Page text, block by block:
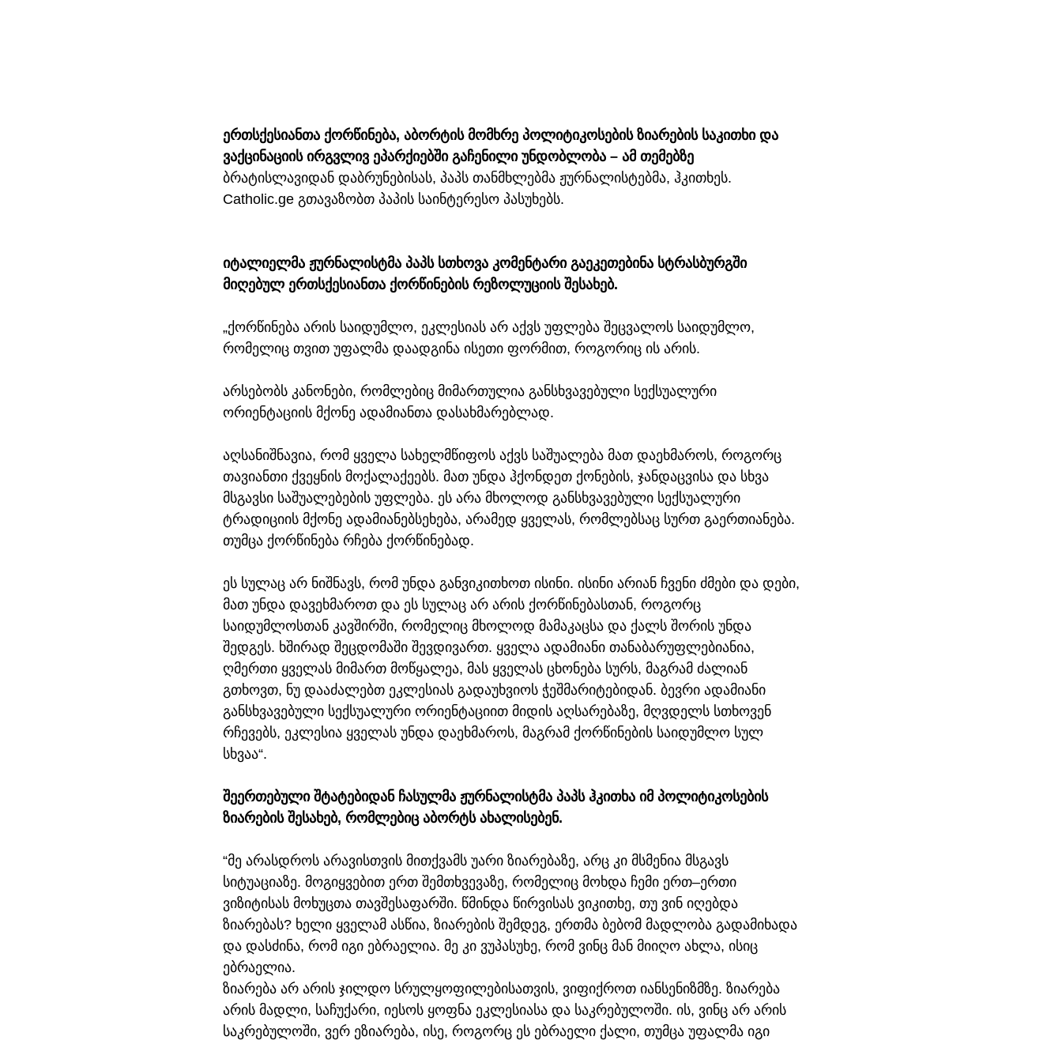
ერთსქესიანთა ქორწინება, აბორტის მომხრე პოლიტიკოსების ზიარების საკითხი და
ვაქცინაციის ირგვლივ ეპარქიებში გაჩენილი უნდობლობა – ამ თემებზე
ბრატისლავიდან დაბრუნებისას, პაპს თანმხლებმა ჟურნალისტებმა, ჰკითხეს.
Catholic.ge გთავაზობთ პაპის საინტერესო პასუხებს.
იტალიელმა ჟურნალისტმა პაპს სთხოვა კომენტარი გაეკეთებინა სტრასბურგში
მიღებულ ერთსქესიანთა ქორწინების რეზოლუციის შესახებ.
„ქორწინება არის საიდუმლო, ეკლესიას არ აქვს უფლება შეცვალოს საიდუმლო,
რომელიც თვით უფალმა დაადგინა ისეთი ფორმით, როგორიც ის არის.
არსებობს კანონები, რომლებიც მიმართულია განსხვავებული სექსუალური
ორიენტაციის მქონე ადამიანთა დასახმარებლად.
აღსანიშნავია, რომ ყველა სახელმწიფოს აქვს საშუალება მათ დაეხმაროს, როგორც
თავიანთი ქვეყნის მოქალაქეებს. მათ უნდა ჰქონდეთ ქონების, ჯანდაცვისა და სხვა
მსგავსი საშუალებების უფლება. ეს არა მხოლოდ განსხვავებული სექსუალური
ტრადიციის მქონე ადამიანებსეხება, არამედ ყველას, რომლებსაც სურთ გაერთიანება.
თუმცა ქორწინება რჩება ქორწინებად.
ეს სულაც არ ნიშნავს, რომ უნდა განვიკითხოთ ისინი. ისინი არიან ჩვენი ძმები და დები,
მათ უნდა დავეხმაროთ და ეს სულაც არ არის ქორწინებასთან, როგორც
საიდუმლოსთან კავშირში, რომელიც მხოლოდ მამაკაცსა და ქალს შორის უნდა
შედგეს. ხშირად შეცდომაში შევდივართ. ყველა ადამიანი თანაბარუფლებიანია,
ღმერთი ყველას მიმართ მოწყალეა, მას ყველას ცხონება სურს, მაგრამ ძალიან
გთხოვთ, ნუ დააძალებთ ეკლესიას გადაუხვიოს ჭეშმარიტებიდან. ბევრი ადამიანი
განსხვავებული სექსუალური ორიენტაციით მიდის აღსარებაზე, მღვდელს სთხოვენ
რჩევებს, ეკლესია ყველას უნდა დაეხმაროს, მაგრამ ქორწინების საიდუმლო სულ
სხვაა“.
შეერთებული შტატებიდან ჩასულმა ჟურნალისტმა პაპს ჰკითხა იმ პოლიტიკოსების
ზიარების შესახებ, რომლებიც აბორტს ახალისებენ.
“მე არასდროს არავისთვის მითქვამს უარი ზიარებაზე, არც კი მსმენია მსგავს
სიტუაციაზე. მოგიყვებით ერთ შემთხვევაზე, რომელიც მოხდა ჩემი ერთ–ერთი
ვიზიტისას მოხუცთა თავშესაფარში. წმინდა წირვისას ვიკითხე, თუ ვინ იღებდა
ზიარებას? ხელი ყველამ ასწია, ზიარების შემდეგ, ერთმა ბებომ მადლობა გადამიხადა
და დასძინა, რომ იგი ებრაელია. მე კი ვუპასუხე, რომ ვინც მან მიიღო ახლა, ისიც
ებრაელია.
ზიარება არ არის ჯილდო სრულყოფილებისათვის, ვიფიქროთ იანსენიზმზე. ზიარება
არის მადლი, საჩუქარი, იესოს ყოფნა ეკლესიასა და საკრებულოში. ის, ვინც არ არის
საკრებულოში, ვერ ეზიარება, ისე, როგორც ეს ებრაელი ქალი, თუმცა უფალმა იგი